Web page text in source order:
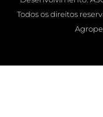
Todos os direitos